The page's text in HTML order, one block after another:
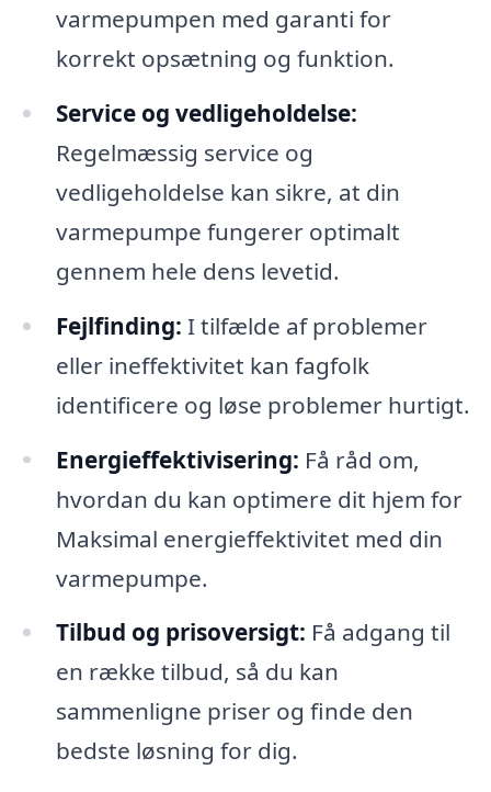
varmepumpen med garanti for
korrekt opsætning og funktion.
Service og vedligeholdelse:
Regelmæssig service og
vedligeholdelse kan sikre, at din
varmepumpe fungerer optimalt
gennem hele dens levetid.
Fejlfinding: I tilfælde af problemer
eller ineffektivitet kan fagfolk
identificere og løse problemer hurtigt.
Energieffektivisering: Få råd om,
hvordan du kan optimere dit hjem for
Maksimal energieffektivitet med din
varmepumpe.
Tilbud og prisoversigt: Få adgang til
en række tilbud, så du kan
sammenligne priser og finde den
bedste løsning for dig.